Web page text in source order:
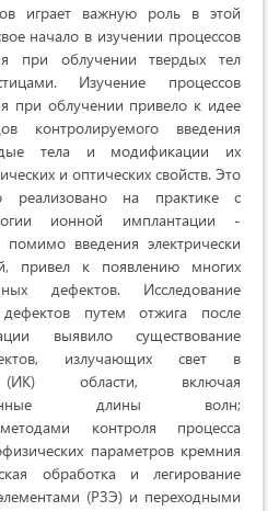
играет важную роль в этой
начало в изучении процессов
при облучении твердых тел
Изучение процессов
при облучении привело к идее
контролируемого введения
тела и модификации их
и оптических свойств. Это
реализовано на практике с
ионной имплантации -
помимо введения электрически
привел к появлению многих
дефектов. Исследование
путем отжига после
выявило существование
излучающих свет в
(ИК) области, включая
длины волн;
контроля процесса
параметров кремния
обработка и легирование
(РЗЭ) и переходными